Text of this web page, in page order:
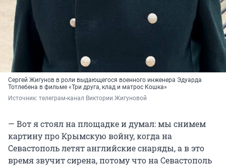
Сергей Жигунов в роли выдающегося военного инженера Эдуарда
Тотлебена в фильме «Три друга, клад и матрос Кошка»
Источник: телеграм-канал Виктории Жигуновой
— Вот я стоял на площадке и думал: мы снимем
картину про Крымскую войну, когда на
Севастополь летят английские снаряды, а в это
время звучит сирена, потому что на Севастополь